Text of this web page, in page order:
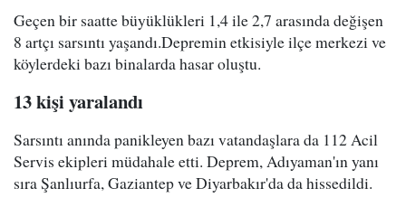
Geçen bir saatte büyüklükleri 1,4 ile 2,7 arasında değişen
8 artçı sarsıntı yaşandı.Depremin etkisiyle ilçe merkezi ve
köylerdeki bazı binalarda hasar oluştu.
13 kişi yaralandı
Sarsıntı anında panikleyen bazı vatandaşlara da 112 Acil
Servis ekipleri müdahale etti. Deprem, Adıyaman'ın yanı
sıra Şanlıurfa, Gaziantep ve Diyarbakır'da da hissedildi.